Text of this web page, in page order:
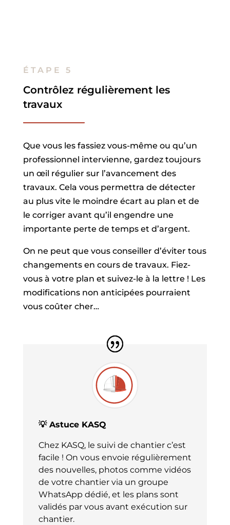
ÉTAPE 5
Contrôlez régulièrement les
travaux
Que vous les fassiez vous-même ou qu’un
professionnel intervienne, gardez toujours
un œil régulier sur l’avancement des
travaux. Cela vous permettra de détecter
au plus vite le moindre écart au plan et de
le corriger avant qu’il engendre une
importante perte de temps et d’argent.
On ne peut que vous conseiller d’éviter tous
changements en cours de travaux. Fiez-
vous à votre plan et suivez-le à la lettre ! Les
modifications non anticipées pourraient
vous coûter cher…
💡 Astuce KASQ
Chez KASQ, le suivi de chantier c’est
facile ! On vous envoie régulièrement
des nouvelles, photos comme vidéos
de votre chantier via un groupe
WhatsApp dédié, et les plans sont
validés par vous avant exécution sur
chantier.